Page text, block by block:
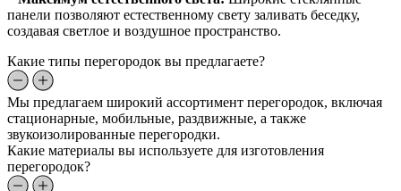
панели позволяют естественному свету заливать беседку,
создавая светлое и воздушное пространство.
Какие типы перегородок вы предлагаете?
Мы предлагаем широкий ассортимент перегородок, включая
стационарные, мобильные, раздвижные, а также
звукоизолированные перегородки.
Какие материалы вы используете для изготовления
перегородок?